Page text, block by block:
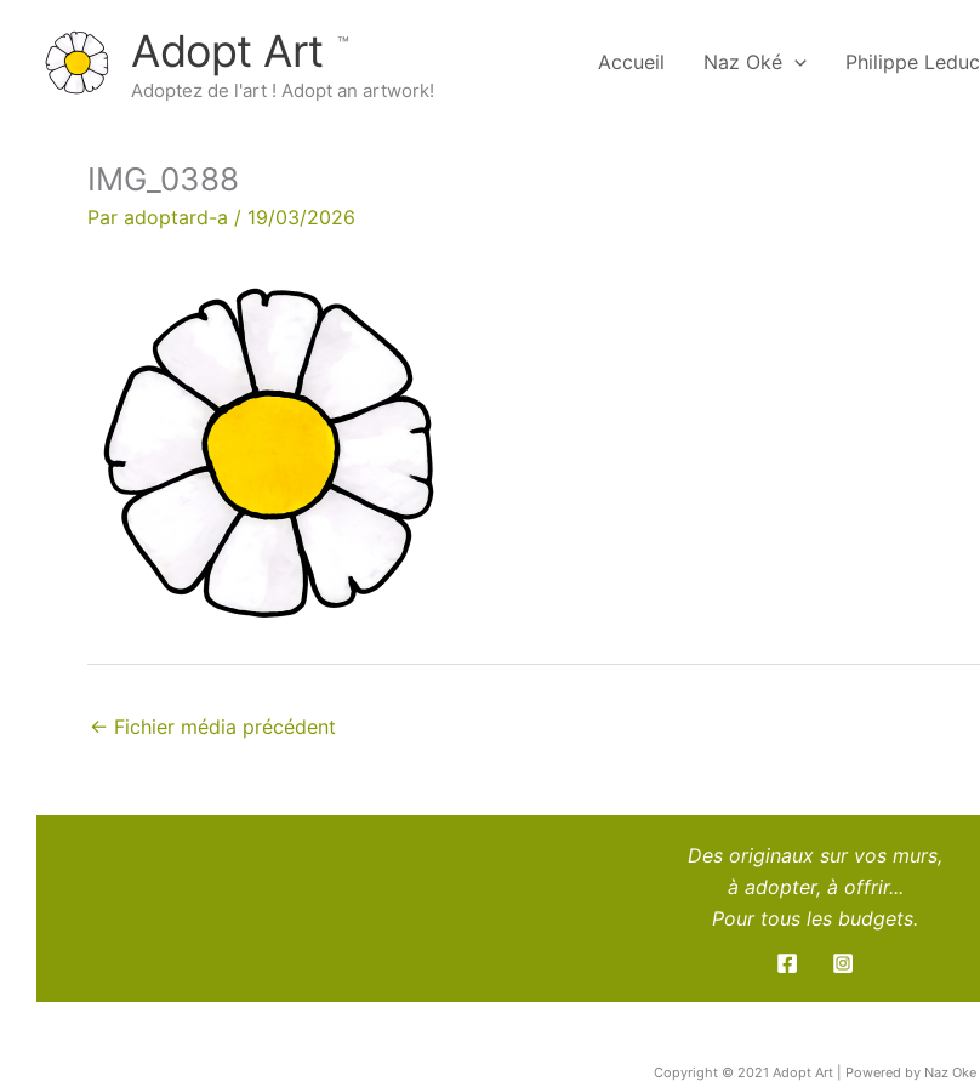
contenu
Adopt Art
Adoptez de l'art ! Adopt an artwork!
Accueil Naz Oké Philippe Leduc
IMG_0388
Par adoptard-a / 19/03/2026
← Fichier média précédent
Des originaux sur vos murs,
à adopter, à offrir...
Pour tous les budgets.
Copyright © 2021 Adopt Art | Powered by Naz Oke